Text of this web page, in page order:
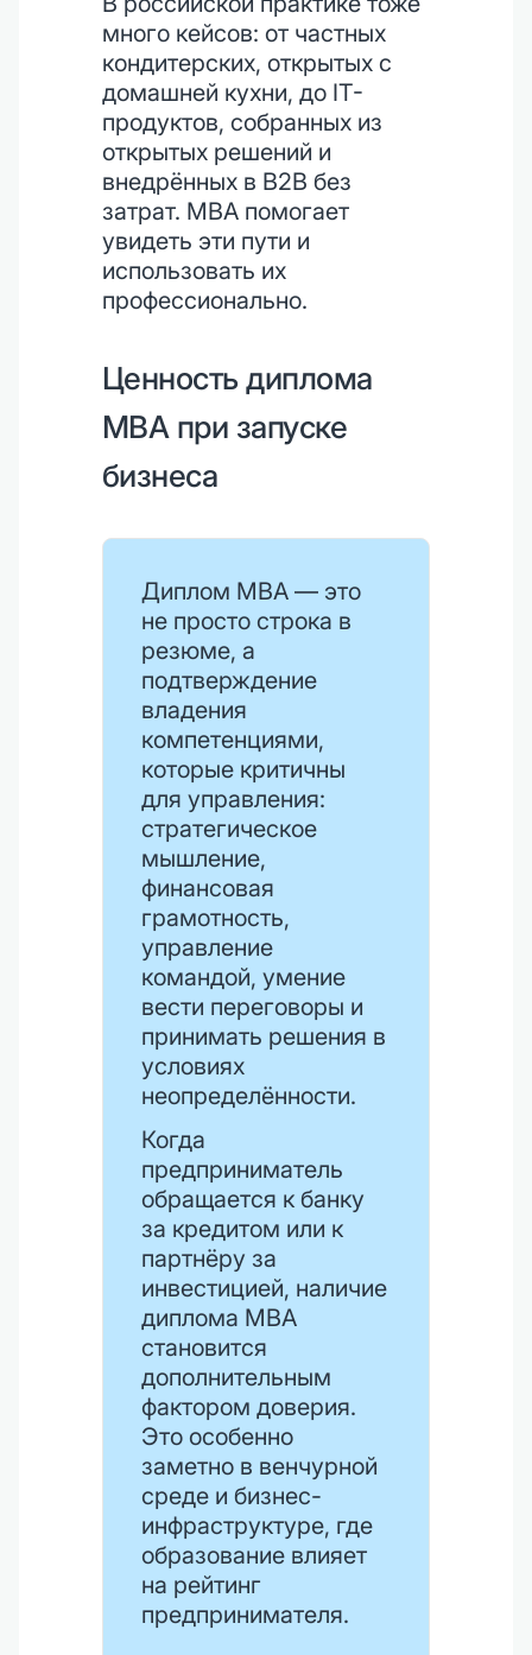
много кейсов: от частных
кондитерских, открытых с
домашней кухни, до IT-
продуктов, собранных из
открытых решений и
внедрённых в B2B без
затрат. MBA помогает
увидеть эти пути и
использовать их
профессионально.
Ценность диплома
MBA при запуске
бизнеса
Диплом MBA — это
не просто строка в
резюме, а
подтверждение
владения
компетенциями,
которые критичны
для управления:
стратегическое
мышление,
финансовая
грамотность,
управление
командой, умение
вести переговоры и
принимать решения в
условиях
неопределённости.
Когда
предприниматель
обращается к банку
за кредитом или к
партнёру за
инвестицией, наличие
диплома MBA
становится
дополнительным
фактором доверия.
Это особенно
заметно в венчурной
среде и бизнес-
инфраструктуре, где
образование влияет
на рейтинг
предпринимателя.